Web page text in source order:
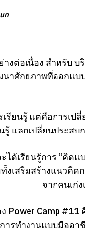
ต่อเนื่อง สำหรับ บ
าศักยภาพที่ออกแบ
รียนรู้ แต่คือการเป
รู้ แลกเปลี่ยนประส
ได้เรียนรู้การ “คิ
เสริมสร้างแนวคิด
จากคนเก่
Power Camp
รทำงานแบบมืออา